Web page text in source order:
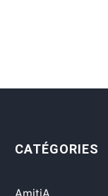
CATÉGORIES
AmitiA